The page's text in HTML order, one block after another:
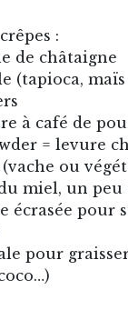
:
de châtaigne
(tapioca,
à café de
= levure
ou
miel, un peu
écrasée pour
pour